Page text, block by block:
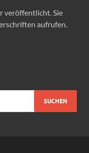
veröffentlicht. Sie
aufrufen.